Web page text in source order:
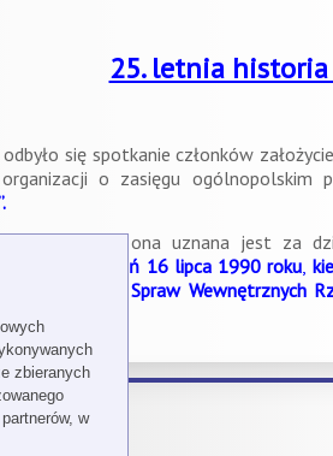
zbieranych
w
25. letnia historia
się spotkanie członków
o zasięgu ogólnopolskim
ale nie ona uznana jest za
jest dzień 16 lipca 1990 roku,
Resortu Spraw